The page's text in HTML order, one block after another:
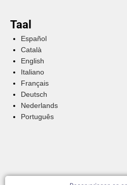
Taal
Español
Català
English
Italiano
Français
Deutsch
Nederlands
Português